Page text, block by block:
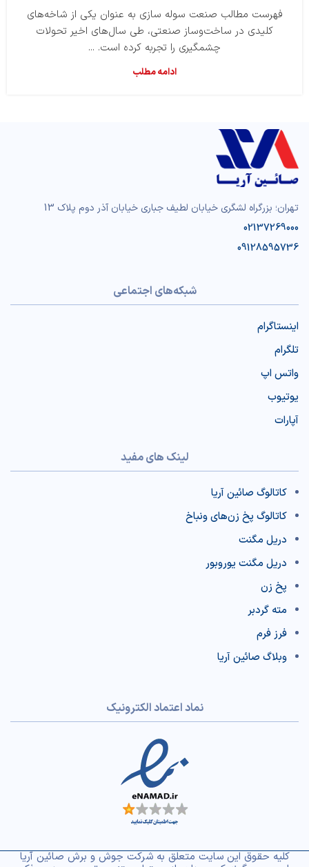
فهرست مطالب صنعت سوله سازی به عنوان یکی از شاخه‌های
کلیدی در ساخت‌وساز صنعتی، طی سال‌های اخیر تحولات
چشمگیری را تجربه کرده است. ...
ادامه مطلب
تهران؛ بزرگراه لشگری خیابان لطیف جباری خیابان آذر دوم پلاک 13
02137269000
09128595736
شبکه‌های اجتماعی
اینستاگرام
تلگرام
واتس اپ
یوتیوب
آپارات
لینک های مفید
کاتالوگ صائین آریا
کاتالوگ پخ‌ زن‌‌های ونباخ
دریل مگنت
دریل مگنت یوروبور
پخ زن
مته گردبر
فرز فرم
وبلاگ صائین آریا
نماد اعتماد الکترونیک
کلیه حقوق این سایت متعلق به شرکت جوش و برش صائین آریا